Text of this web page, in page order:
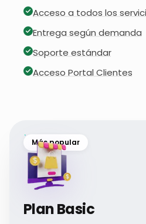
Acceso a todos los
Entrega según demanda
Soporte estándar
Acceso Portal Clientes
Más popular
Plan Basic